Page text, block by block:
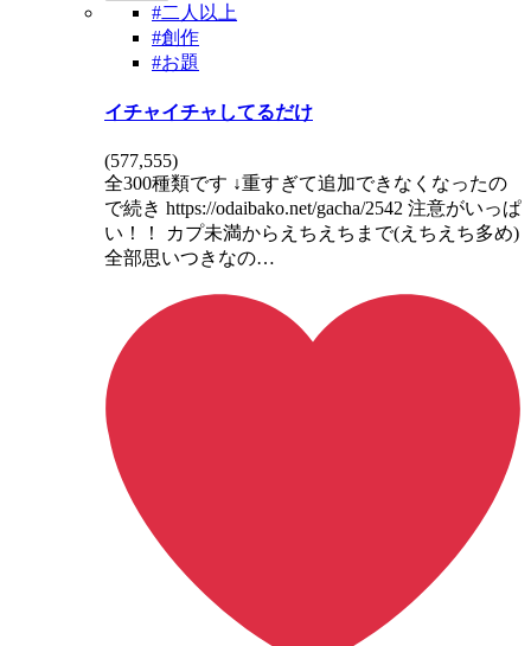
#二人以上
#創作
#お題
イチャイチャしてるだけ
(577,555)
全300種類です ↓重すぎて追加できなくなったの
で続き https://odaibako.net/gacha/2542 注意がいっぱ
い！！ カプ未満からえちえちまで(えちえち多め)
全部思いつきなの…